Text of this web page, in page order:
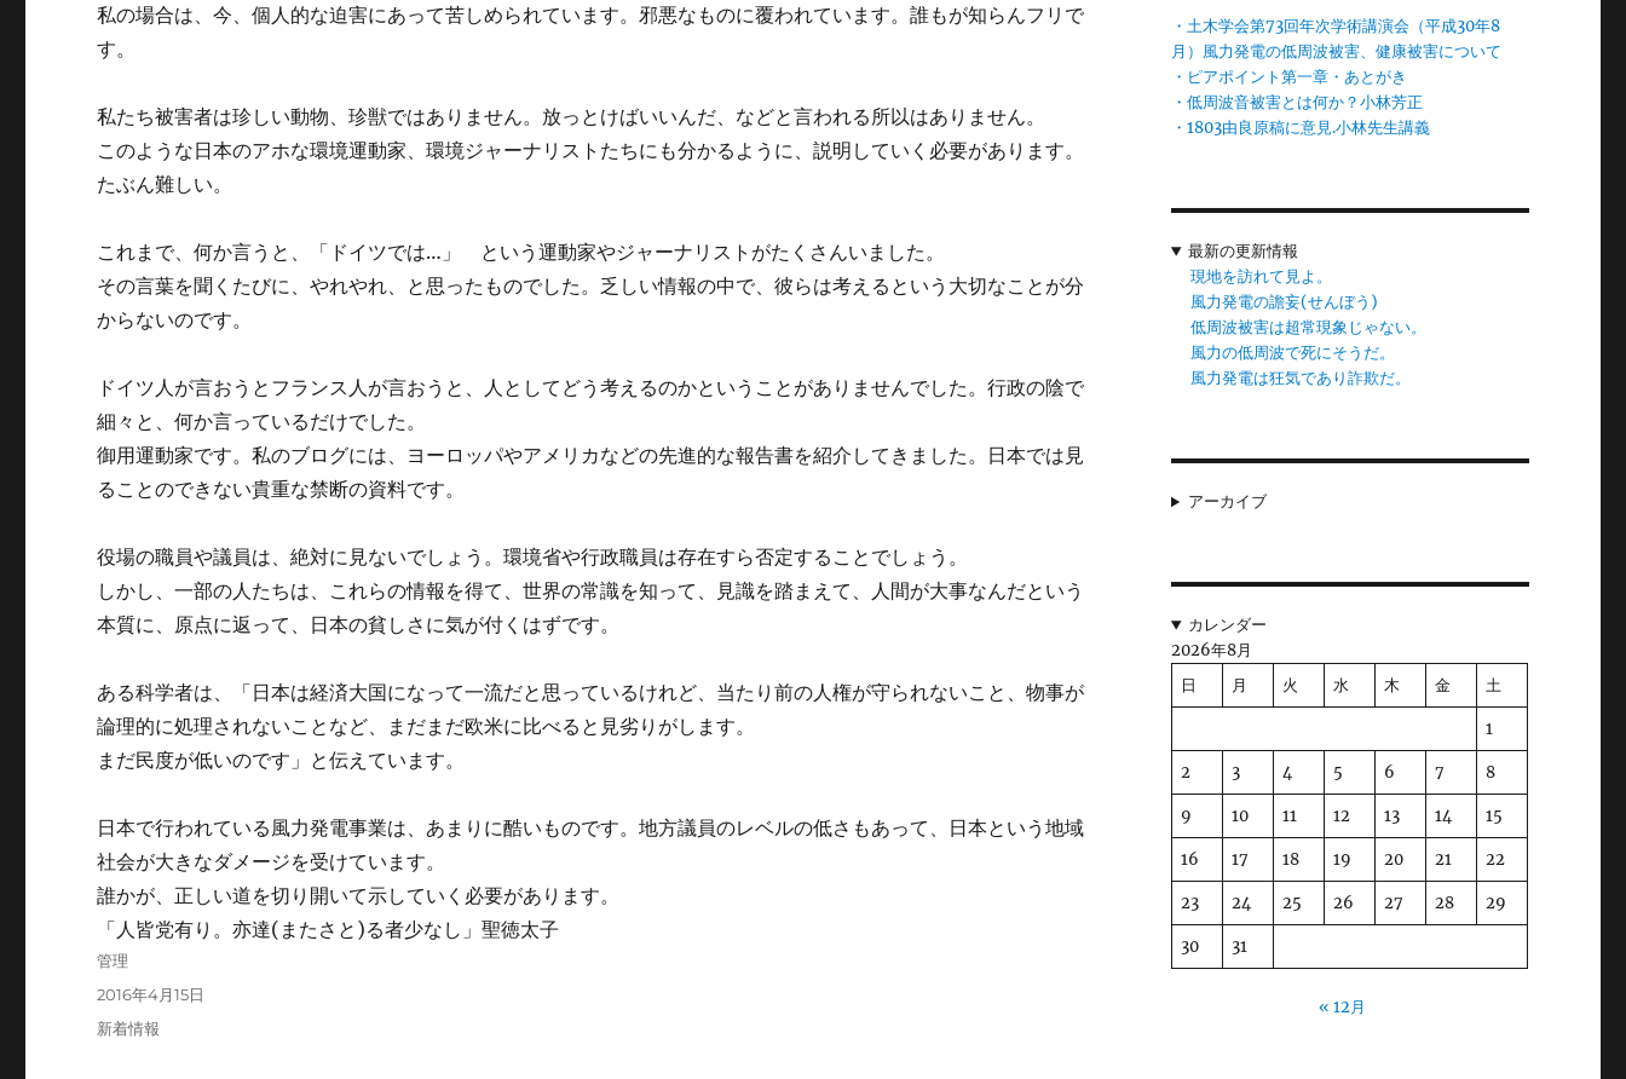
私の場合は、今、個人的な迫害にあって苦しめられています。邪悪なものに覆われています。誰もが知らんフリで
す。
私たち被害者は珍しい動物、珍獣ではありません。放っとけばいいんだ、などと言われる所以はありません。
このような日本のアホな環境運動家、環境ジャーナリストたちにも分かるように、説明していく必要があります。
たぶん難しい。
これまで、何か言うと、「ドイツでは…」 という運動家やジャーナリストがたくさんいました。
その言葉を聞くたびに、やれやれ、と思ったものでした。乏しい情報の中で、彼らは考えるという大切なことが分
からないのです。
ドイツ人が言おうとフランス人が言おうと、人としてどう考えるのかということがありませんでした。行政の陰で
細々と、何か言っているだけでした。
御用運動家です。私のブログには、ヨーロッパやアメリカなどの先進的な報告書を紹介してきました。日本では見
ることのできない貴重な禁断の資料です。
役場の職員や議員は、絶対に見ないでしょう。環境省や行政職員は存在すら否定することでしょう。
しかし、一部の人たちは、これらの情報を得て、世界の常識を知って、見識を踏まえて、人間が大事なんだという
本質に、原点に返って、日本の貧しさに気が付くはずです。
ある科学者は、「日本は経済大国になって一流だと思っているけれど、当たり前の人権が守られないこと、物事が
論理的に処理されないことなど、まだまだ欧米に比べると見劣りがします。
まだ民度が低いのです」と伝えています。
日本で行われている風力発電事業は、あまりに酷いものです。地方議員のレベルの低さもあって、日本という地域
社会が大きなダメージを受けています。
誰かが、正しい道を切り開いて示していく必要があります。
「人皆党有り。亦達(またさと)る者少なし」聖徳太子
投
管理
投
稿
日:
2016年4月15日
カ
新着情報
・土木学会第73回年次学術講演会（平成30年8
月）風力発電の低周波被害、健康被害について
・ピアポイント第一章・あとがき
・低周波音被害とは何か？小林芳正
・1803由良原稿に意見.小林先生講義
最新の更新情報
現地を訪れて見よ。
風力発電の譫妄(せんぼう)
低周波被害は超常現象じゃない。
風力の低周波で死にそうだ。
風力発電は狂気であり詐欺だ。
アーカイブ
カレンダー
2026年8月
日
月 火 水 木 金 土
1
2 3 4 5 6 7 8
9 10 11 12 13 14 15
16 17 18 19 20 21 22
23 24 25 26 27 28 29
30 31
« 12月